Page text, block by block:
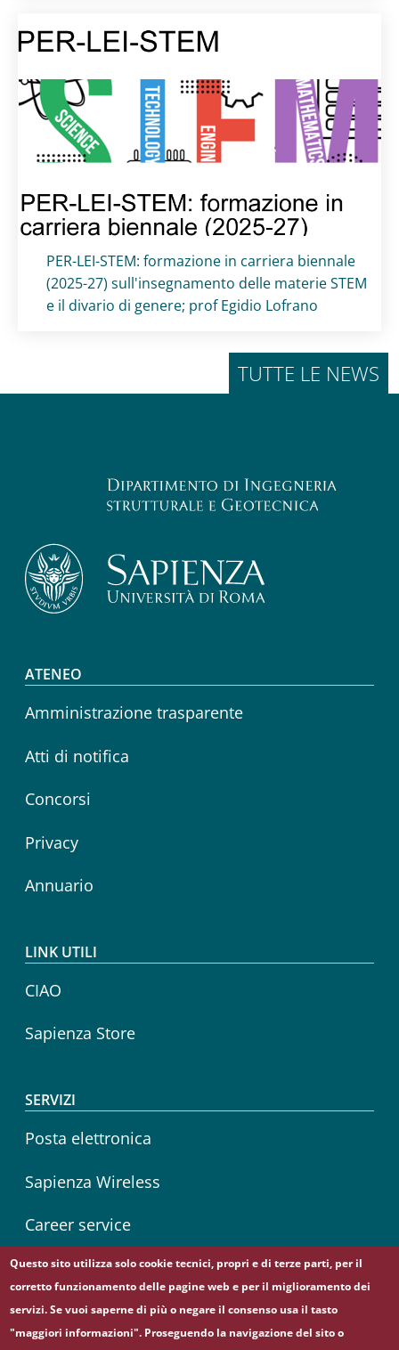
Titolo card:
PER-LEI-STEM: formazione in carriera biennale
(2025-27) sull'insegnamento delle materie STEM
e il divario di genere; prof Egidio Lofrano
TUTTE LE NEWS
Footer menu
ATENEO
Amministrazione trasparente
Atti di notifica
Concorsi
Privacy
Annuario
LINK UTILI
CIAO
Sapienza Store
SERVIZI
Posta elettronica
Sapienza Wireless
Career service
Seguici su
Instagram
Linkedin
Questo sito utilizza solo cookie tecnici, propri e di terze parti, per il
corretto funzionamento delle pagine web e per il miglioramento dei
servizi. Se vuoi saperne di più o negare il consenso usa il tasto
"maggiori informazioni". Proseguendo la navigazione del sito o